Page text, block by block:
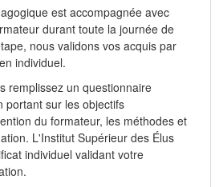
est accompagnée avec
durant toute la journée de
nous validons vos acquis par
individuel.
remplissez un questionnaire
portant sur les objectifs
du formateur, les méthodes et
L'Institut Supérieur des Élus
individuel validant votre